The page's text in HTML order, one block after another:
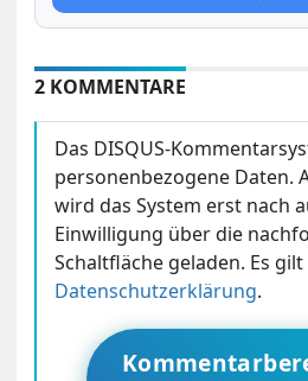
2 KOMMENTARE
Das DISQUS-
personenbezogene Daten.
wird das System erst nach
Einwilligung über die
Schaltfläche geladen. Es
Datenschutzerklärung.